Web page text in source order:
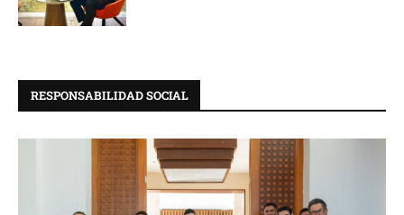
RESPONSABILIDAD SOCIAL